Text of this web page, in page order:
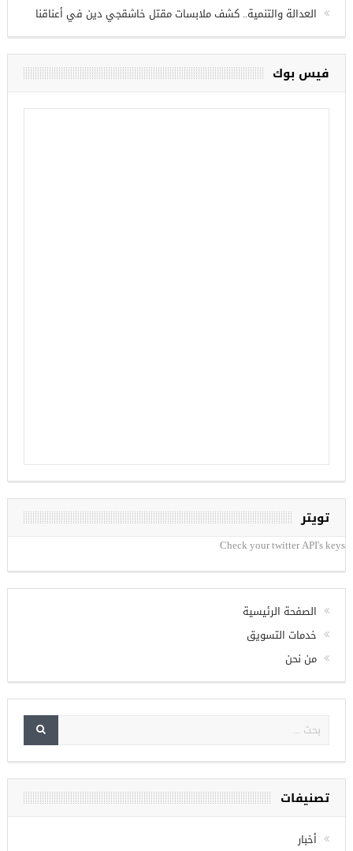
تركيا تحتل المرتبة الأولى عالميا بالمساعدات الإنسانية في 2017
العدالة والتنمية.. كشف ملابسات مقتل خاشقجي دين في أعناقنا
تويتر
Check your twitter API's keys
الصفحة الرئيسية
خدمات التسويق
من نحن